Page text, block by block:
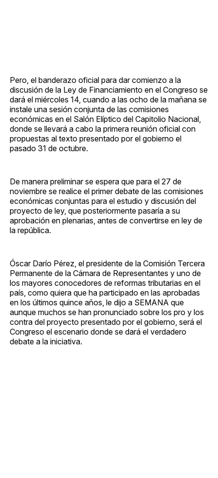
Pero, el banderazo oficial para dar comienzo a la
discusión de la Ley de Financiamiento en el Congreso se
dará el miércoles 14, cuando a las ocho de la mañana se
instale una sesión conjunta de las comisiones
económicas en el Salón Elíptico del Capitolio Nacional,
donde se llevará a cabo la primera reunión oficial con
propuestas al texto presentado por el gobierno el
pasado 31 de octubre.
De manera preliminar se espera que para el 27 de
noviembre se realice el primer debate de las comisiones
económicas conjuntas para el estudio y discusión del
proyecto de ley, que posteriormente pasaría a su
aprobación en plenarias, antes de convertirse en ley de
la república.
Óscar Darío Pérez, el presidente de la Comisión Tercera
Permanente de la Cámara de Representantes y uno de
los mayores conocedores de reformas tributarias en el
país, como quiera que ha participado en las aprobadas
en los últimos quince años, le dijo a SEMANA que
aunque muchos se han pronunciado sobre los pro y los
contra del proyecto presentado por el gobierno, será el
Congreso el escenario donde se dará el verdadero
debate a la iniciativa.